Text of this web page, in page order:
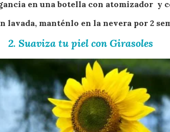
en una botella con atomizador y
lavada, manténlo en la nevera por 2
2. Suaviza tu piel con Girasoles